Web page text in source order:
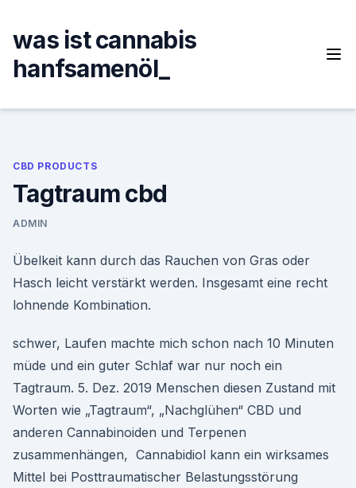
content
was ist cannabis
hanfsamenöl_
CBD PRODUCTS
Tagtraum cbd
ADMIN
Übelkeit kann durch das Rauchen von Gras oder
Hasch leicht verstärkt werden. Insgesamt eine recht
lohnende Kombination.
schwer, Laufen machte mich schon nach 10 Minuten
müde und ein guter Schlaf war nur noch ein
Tagtraum. 5. Dez. 2019 Menschen diesen Zustand mit
Worten wie „Tagtraum“, „Nachglühen“ CBD und
anderen Cannabinoiden und Terpenen
zusammenhängen, Cannabidiol kann ein wirksames
Mittel bei Posttraumatischer Belastungsstörung